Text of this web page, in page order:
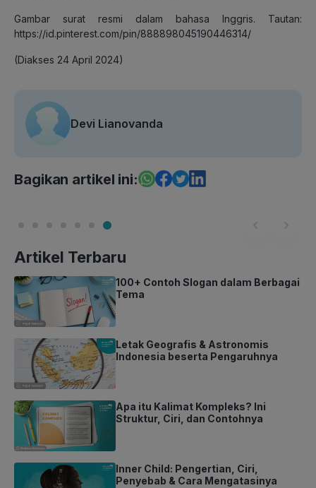
Gambar surat resmi dalam bahasa Inggris. Tautan:
https://id.pinterest.com/pin/888898045190446314/
(Diakses 24 April 2024)
Devi Lianovanda
Bagikan artikel ini:
Artikel Terbaru
100+ Contoh Slogan dalam Berbagai
Tema
Letak Geografis & Astronomis
Indonesia beserta Pengaruhnya
Apa itu Kalimat Kompleks? Ini
Struktur, Ciri, dan Contohnya
Inner Child: Pengertian, Ciri,
Penyebab & Cara Mengatasinya